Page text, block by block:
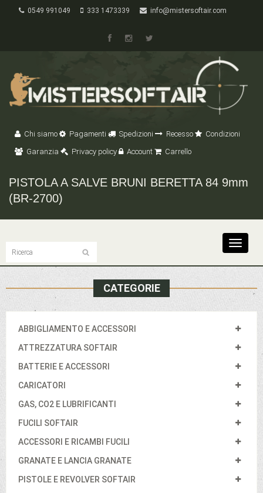
0549 991049 333 1473339 info@mistersoftair.com
Chi siamo Pagamenti Spedizioni Recesso
Condizioni
Garanzia
Privacy policy Account Carrello
PISTOLA A SALVE BRUNI BERETTA 84 9mm
(BR-2700)
Toggle
CATEGORIE
ABBIGLIAMENTO E ACCESSORI
ATTREZZATURA SOFTAIR
BATTERIE E ACCESSORI
CARICATORI
GAS, CO2 E LUBRIFICANTI
FUCILI SOFTAIR
ACCESSORI E RICAMBI FUCILI
GRANATE E LANCIA GRANATE
PISTOLE E REVOLVER SOFTAIR